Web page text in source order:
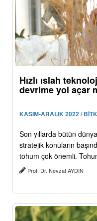
Hızlı ıslah
devrime yol açar
KASIM-ARALIK 2022 /
Son yıllarda bütün
stratejik konuların
tohum çok önemli.
Prof. Dr. Nevzat AYDIN